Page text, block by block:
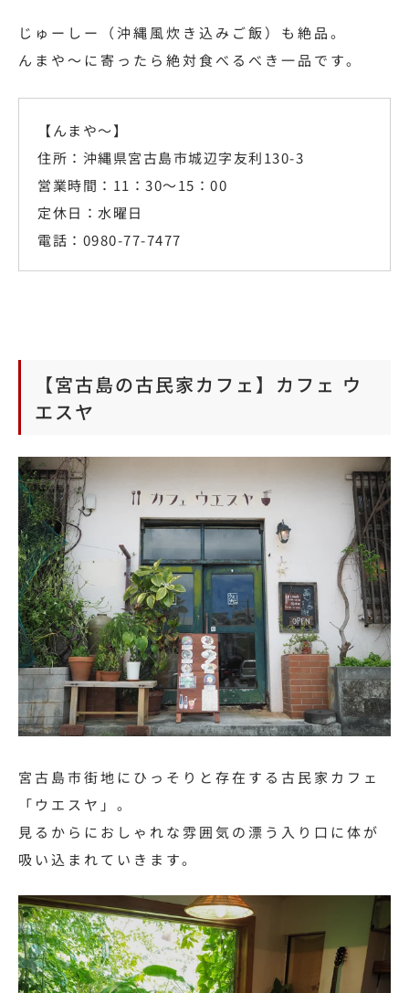
じゅーしー（沖縄風炊き込みご飯）も絶品。
んまや～に寄ったら絶対食べるべき一品です。
【んまや～】
住所：沖縄県宮古島市城辺字友利130-3
営業時間：11：30～15：00
定休日：水曜日
電話：0980-77-7477
【宮古島の古民家カフェ】カフェ ウ
エスヤ
宮古島市街地にひっそりと存在する古民家カフェ
「ウエスヤ」。
見るからにおしゃれな雰囲気の漂う入り口に体が
吸い込まれていきます。